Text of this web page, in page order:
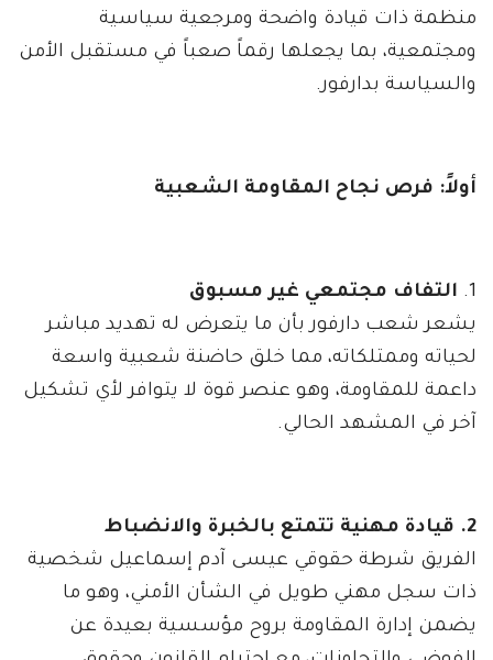
منظمة ذات قيادة واضحة ومرجعية سياسية
ومجتمعية، بما يجعلها رقماً صعباً في مستقبل الأمن
والسياسة بدارفور.
أولاً: فرص نجاح المقاومة الشعبية
1.
التفاف مجتمعي غير مسبوق
يشعر شعب دارفور بأن ما يتعرض له تهديد مباشر
لحياته وممتلكاته، مما خلق حاضنة شعبية واسعة
داعمة للمقاومة، وهو عنصر قوة لا يتوافر لأي تشكيل
آخر في المشهد الحالي.
2. قيادة مهنية تتمتع بالخبرة والانضباط
الفريق شرطة حقوقي عيسى آدم إسماعيل شخصية
ذات سجل مهني طويل في الشأن الأمني، وهو ما
يضمن إدارة المقاومة بروح مؤسسية بعيدة عن